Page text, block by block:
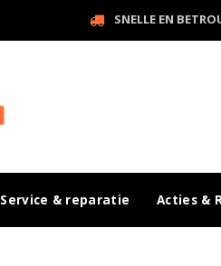
SNELLE EN
Service & reparatie Acties &